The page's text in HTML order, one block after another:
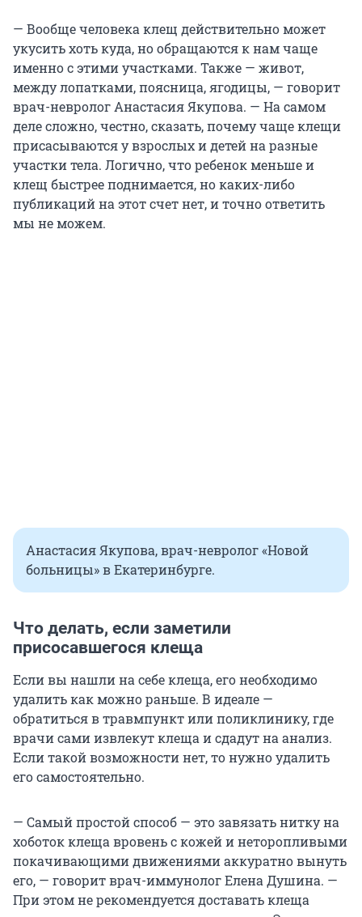
— Вообще человека клещ действительно может
укусить хоть куда, но обращаются к нам чаще
именно с этими участками. Также — живот,
между лопатками, поясница, ягодицы, — говорит
врач-невролог Анастасия Якупова. — На самом
деле сложно, честно, сказать, почему чаще клещи
присасываются у взрослых и детей на разные
участки тела. Логично, что ребенок меньше и
клещ быстрее поднимается, но каких-либо
публикаций на этот счет нет, и точно ответить
мы не можем.
Анастасия Якупова, врач-невролог «Новой
больницы» в Екатеринбурге.
Что делать, если заметили
присосавшегося клеща
Если вы нашли на себе клеща, его необходимо
удалить как можно раньше. В идеале —
обратиться в травмпункт или поликлинику, где
врачи сами извлекут клеща и сдадут на анализ.
Если такой возможности нет, то нужно удалить
его самостоятельно.
— Самый простой способ — это завязать нитку на
хоботок клеща вровень с кожей и неторопливыми
покачивающими движениями аккуратно вынуть
его, — говорит врач-иммунолог Елена Душина. —
При этом не рекомендуется доставать клеща